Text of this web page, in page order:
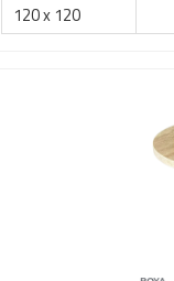
120 x 120